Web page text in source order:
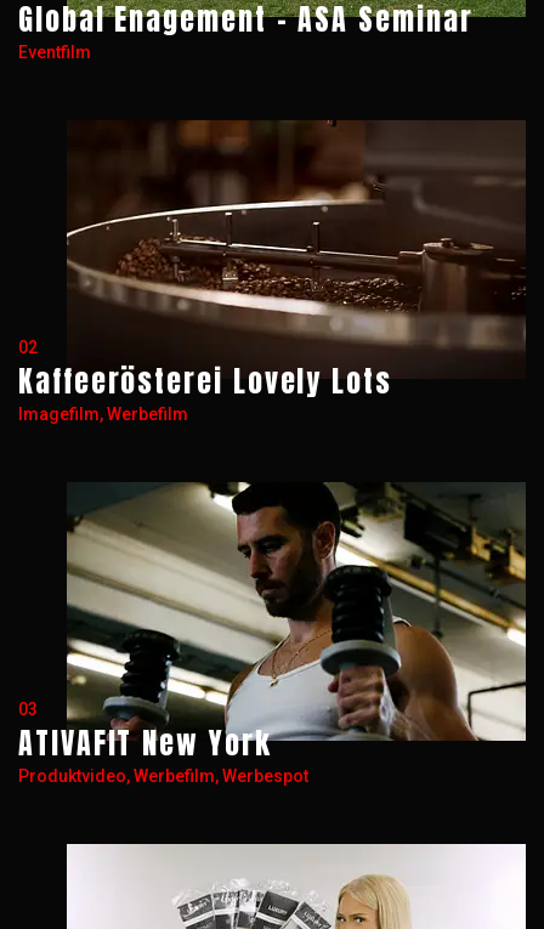
Global Enagement - ASA Seminar
Eventfilm
02
Kaffeerösterei Lovely Lots
Imagefilm, Werbefilm
03
ATIVAFIT New York
Produktvideo, Werbefilm, Werbespot